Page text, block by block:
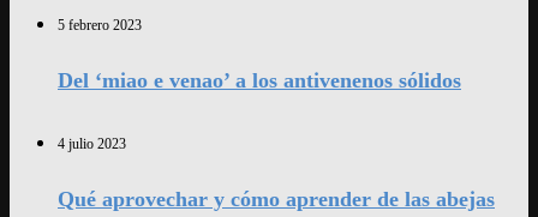
5 febrero 2023
Del ‘miao e venao’ a los antivenenos sólidos
4 julio 2023
Qué aprovechar y cómo aprender de las abejas